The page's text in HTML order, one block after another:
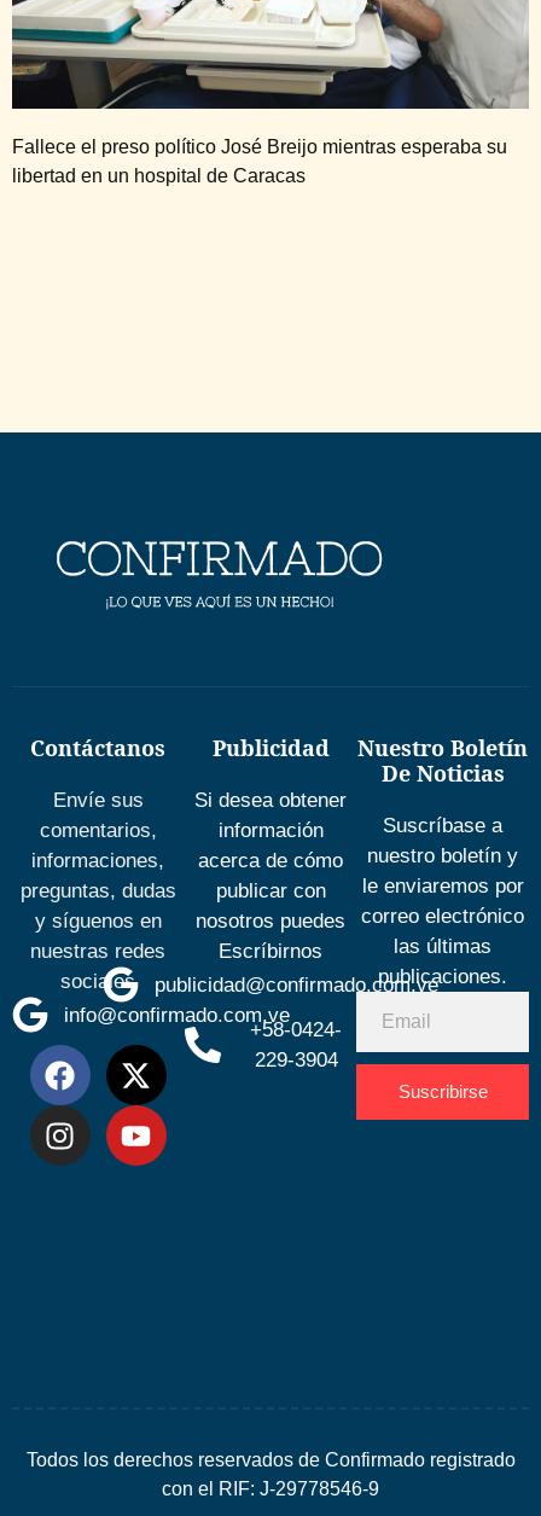
Fallece el preso político José Breijo mientras esperaba su
libertad en un hospital de Caracas
Contáctanos
Envíe sus
comentarios,
informaciones,
preguntas, dudas
y síguenos en
nuestras redes
sociales
info@confirmado.com.ve
Publicidad
Si desea obtener
información
acerca de cómo
publicar con
nosotros puedes
Escríbirnos
publicidad@confirmado.com.ve
+58-0424-
229-3904
Nuestro Boletín
De Noticias
Suscríbase a
nuestro boletín y
le enviaremos por
correo electrónico
las últimas
publicaciones.
Suscribirse
Todos los derechos reservados de Confirmado registrado
con el RIF: J-29778546-9